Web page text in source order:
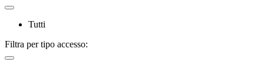
Tutti
Filtra per tipo accesso: